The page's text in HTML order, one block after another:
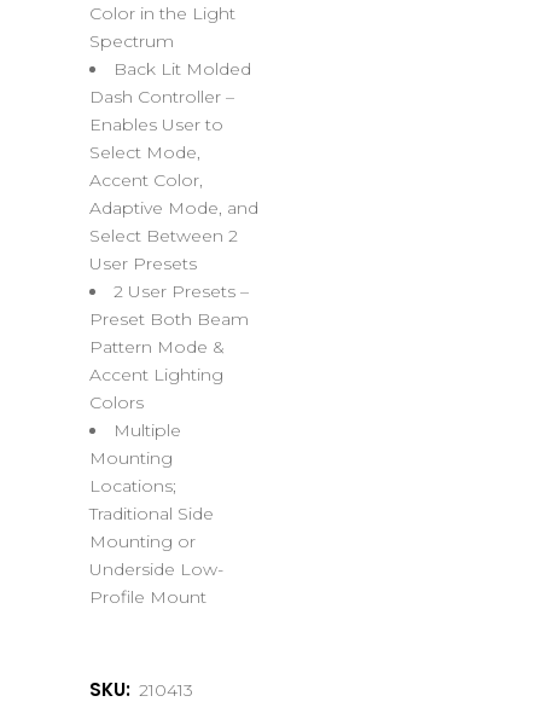
Color in the Light
Spectrum
Back Lit Molded
Dash Controller –
Enables User to
Select Mode,
Accent Color,
Adaptive Mode, and
Select Between 2
User Presets
2 User Presets –
Preset Both Beam
Pattern Mode &
Accent Lighting
Colors
Multiple
Mounting
Locations;
Traditional Side
Mounting or
Underside Low-
Profile Mount
SKU: 210413